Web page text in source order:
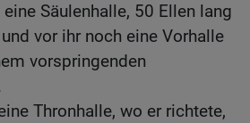
Säulenhalle, 50 Ellen lang
vor ihr noch eine Vorhalle
vorspringenden
Thronhalle, wo er richtete,